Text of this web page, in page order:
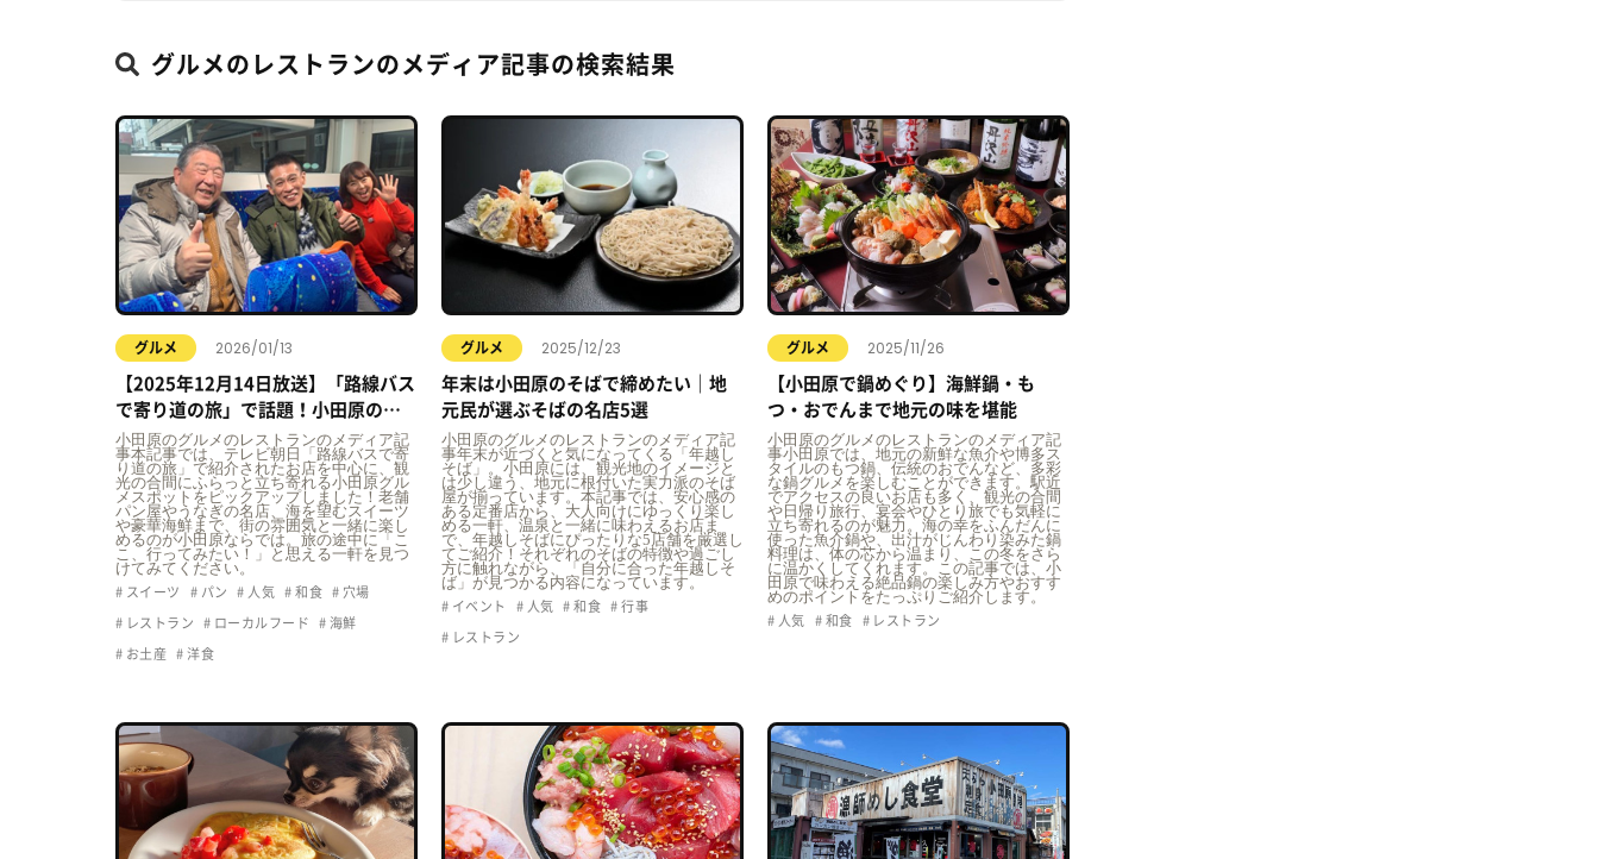
グルメのレストランのメディア記事の検索結果
グルメ 2026/01/13
【2025年12月14日放送】「路線バス
で寄り道の旅」で話題！小田原の立
ち寄りグルメ
小田原のグルメのレストランのメディア記
事本記事では、テレビ朝日「路線バスで寄
り道の旅」で紹介されたお店を中心に、観
光の合間にふらっと立ち寄れる小田原グル
メスポットをピックアップしました！老舗
パン屋やうなぎの名店、海を望むスイーツ
や豪華海鮮まで、街の雰囲気と一緒に楽し
めるのが小田原ならでは。旅の途中に「こ
こ、行ってみたい！」と思える一軒を見つ
けてみてください。
スイーツ パン 人気 和食 穴場
レストラン ローカルフード 海鮮
お土産 洋食
グルメ 2025/12/23
年末は小田原のそばで締めたい｜地
元民が選ぶそばの名店5選
小田原のグルメのレストランのメディア記
事年末が近づくと気になってくる「年越し
そば」。小田原には、観光地のイメージと
は少し違う、地元に根付いた実力派のそば
屋が揃っています。本記事では、安心感の
ある定番店から、大人向けにゆっくり楽し
める一軒、温泉と一緒に味わえるお店ま
で、年越しそばにぴったりな5店舗を厳選し
てご紹介！それぞれのそばの特徴や過ごし
方に触れながら、「自分に合った年越しそ
ば」が見つかる内容になっています。
イベント 人気 和食 行事
レストラン
グルメ 2025/11/26
【小田原で鍋めぐり】海鮮鍋・も
つ・おでんまで地元の味を堪能
小田原のグルメのレストランのメディア記
事小田原では、地元の新鮮な魚介や博多ス
タイルのもつ鍋、伝統のおでんなど、多彩
な鍋グルメを楽しむことができます。駅近
でアクセスの良いお店も多く、観光の合間
や日帰り旅行、宴会やひとり旅でも気軽に
立ち寄れるのが魅力。海の幸をふんだんに
使った魚介鍋や、出汁がじんわり染みた鍋
料理は、体の芯から温まり、この冬をさら
に温かくしてくれます。この記事では、小
田原で味わえる絶品鍋の楽しみ方やおすす
めのポイントをたっぷりご紹介します。
人気 和食 レストラン